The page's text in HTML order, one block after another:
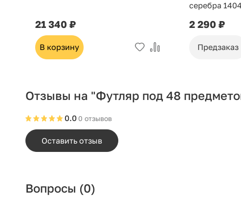
21 340 ₽
В корзину
серебра
2 290 ₽
Предзаказ
Отзывы на "Футляр под 48
0 отзывов
0.0
Оставить отзыв
Вопросы (0)